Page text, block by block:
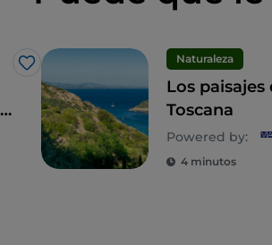
Me gusta
Naturaleza
Los paisajes
Toscana
Powered by:
4 minutos